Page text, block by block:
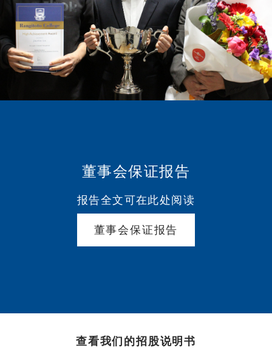
董事会保证报告
报告全文可在此处阅读
董事会保证报告
查看我们的招股说明书